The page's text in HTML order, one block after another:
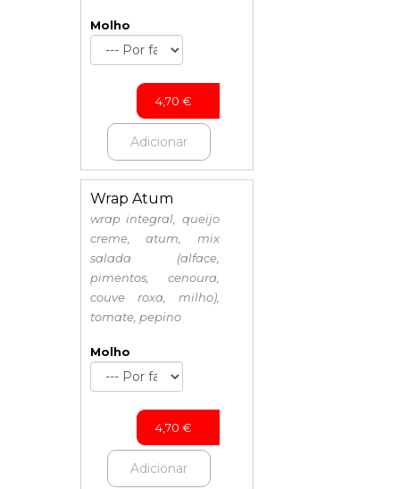
Molho
4,70 €
Adicionar
Wrap Atum
wrap integral, queijo
creme, atum, mix
salada (alface,
pimentos, cenoura,
couve roxa, milho),
tomate, pepino
Molho
4,70 €
Adicionar